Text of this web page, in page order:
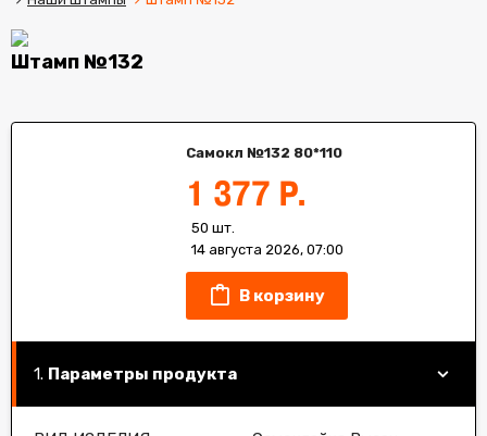
Штамп №132
Самокл №132 80*110
1 377 Р.
50 шт.
14 августа 2026, 07:00
В корзину
Параметры продукта